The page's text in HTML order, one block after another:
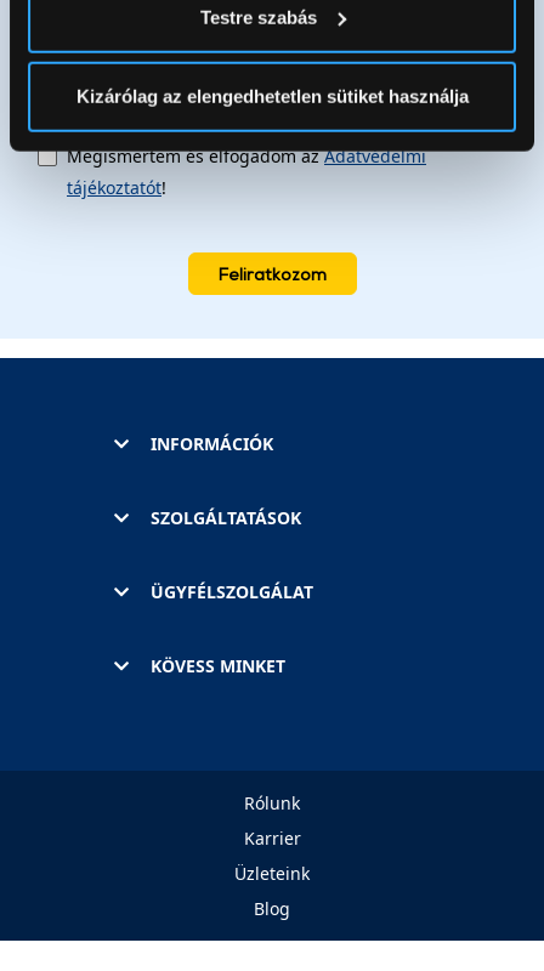
módjairól és adja meg preferenciáit aRészletek
pontban. Bármikor módosíthatja vagy visszavonhatja a
Sütinyilatkozathoz való hozzájárulását.
okat használ, melyeket az Ön gépén tárol a rendszer. A
cookie-k személyazonosítására nem alkalmasak,
használatával Ön elfogadja a cookie-k használatát.
További információk:
Adatvédelem
Testre szabás
Kizárólag az elengedhetetlen sütiket használja
Megismertem és elfogadom azAdatvédelmi
tájékoztatót!
Feliratkozom
INFORMÁCIÓK
SZOLGÁLTATÁSOK
ÜGYFÉLSZOLGÁLAT
KÖVESS MINKET
Rólunk
Karrier
Üzleteink
Blog